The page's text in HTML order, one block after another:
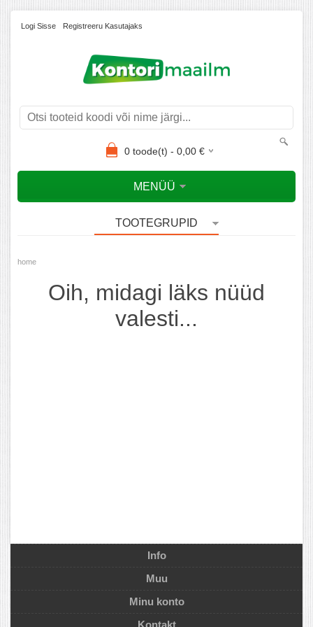
Logi Sisse Registreeru Kasutajaks
0toode(t) - 0,00€
MENÜÜ
TOOTEGRUPID
home
Oih, midagi läks nüüd
valesti...
Info
Muu
Minu konto
Kontakt